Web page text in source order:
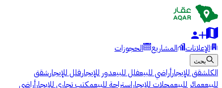
الإعلانات المشاريع الحجوزات
بحث
الكلشقق للإيجارأراضي للبيعفلل للبيعدور للإيجارفلل للإيجارشقق
للبيععمائر للبيعمحلات للإيجاراستراحة للبيعمكتب تجاري للإيجارأراضي